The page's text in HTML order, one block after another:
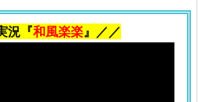
況『和風楽楽 』／／